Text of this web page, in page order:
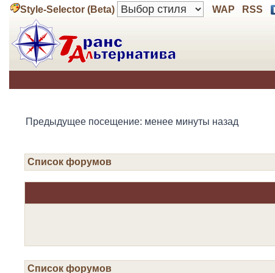
Style-Selector (Beta) WAP RSS
Предыдущее посещение: менее минуты назад
Список форумов
Список форумов